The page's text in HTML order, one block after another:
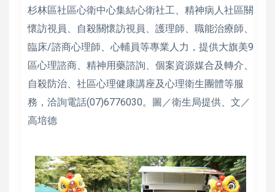
杉林區社區心衛中心集結心衛社工、精神病人社區關
懷訪視員、自殺關懷訪視員、護理師、職能治療師、
臨床/諮商心理師、心輔員等專業人力，提供大旗美9
區心理諮商、精神用藥諮詢、個案資源媒合及轉介、
自殺防治、社區心理健康講座及心理衛生團體等服
務，洽詢電話(07)6776030。圖／衛生局提供、文／
高培德